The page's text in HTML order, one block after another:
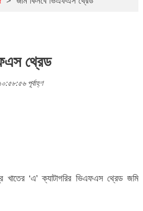
থ্রেড
পূর্বাহ্ণ
খাতের ‘এ’ ক্যাটাগরির ভিএফএস থ্রেড জমি